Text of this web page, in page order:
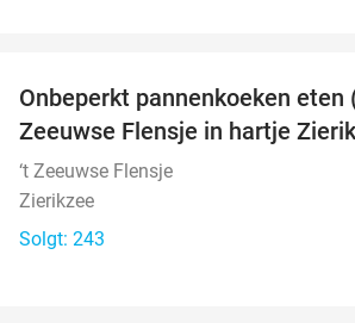
Onbeperkt pannenkoeken eten
Zeeuwse Flensje in hartje
‘t Zeeuwse Flensje
Zierikzee
Solgt: 243